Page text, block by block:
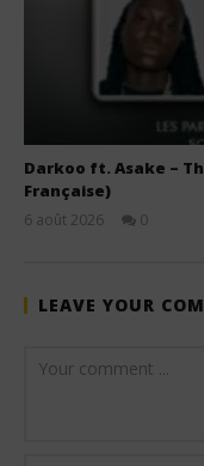
Darkoo ft. Asake –
Française)
6 août 2026
0
LEAVE YOUR